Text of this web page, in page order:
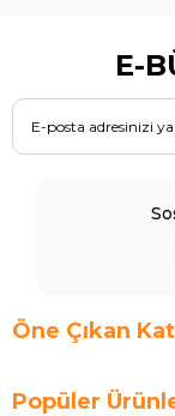
E-
Öne Çıkan
Popüler